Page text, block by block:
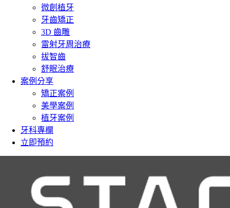
微創植牙
牙齒矯正
3D 齒雕
雷射牙周治療
拔智齒
舒眠治療
案例分享
矯正案例
美學案例
植牙案例
牙科專欄
立即預約